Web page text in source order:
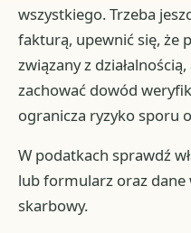
wszystkiego. Trzeba
fakturą, upewnić się, że
związany z
zachować dowód
ogranicza ryzyko sporu
W podatkach sprawdź
lub formularz oraz dane
skarbowy.